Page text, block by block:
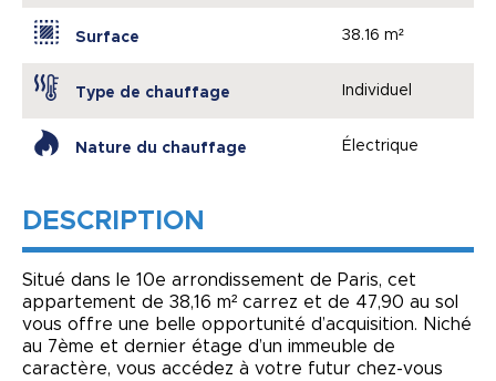
Surface 38.16 m²
Type de chauffage Individuel
Nature du chauffage Électrique
DESCRIPTION
Situé dans le 10e arrondissement de Paris, cet
appartement de 38,16 m² carrez et de 47,90 au sol
vous offre une belle opportunité d’acquisition. Niché
au 7ème et dernier étage d’un immeuble de
caractère, vous accédez à votre futur chez-vous